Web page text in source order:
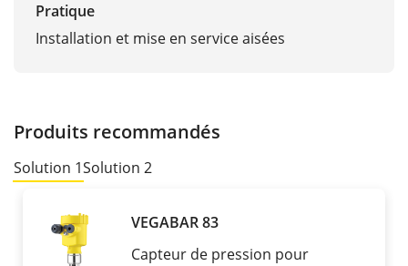
Pratique
Installation et mise en service aisées
Produits recommandés
Solution 1Solution 2
VEGABAR 83
Capteur de pression pour